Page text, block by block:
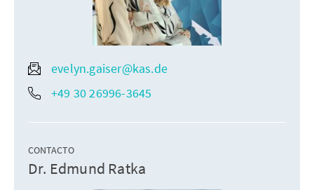
evelyn.gaiser@kas.de
+49 30 26996-3645
CONTACTO
Dr. Edmund Ratka